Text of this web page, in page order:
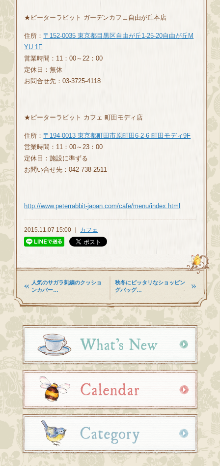
★ピーターラビット ガーデンカフェ自由が丘本店
住所：〒152-0035 東京都目黒区自由が丘1-25-20自由が丘M
YU 1F
営業時間：11：00～22：00
定休日：無休
お問合せ先：03-3725-4118
★ ピーターラビット カフェ 町田モディ店
住所：〒194-0013 東京都町田市原町田6-2-6 町田モディ9F
営業時間：11：00～23：00
定休日：施設に準ずる
お問い合せ先：042-738-2511
http://www.peterrabbit-japan.com/cafe/menu/index.html
2015.11.07 15:00 ｜ カフェ
人気のサガラ刺繍のクッショ
ンカバー…
秋冬にピッタリなショッピン
グバッグ…